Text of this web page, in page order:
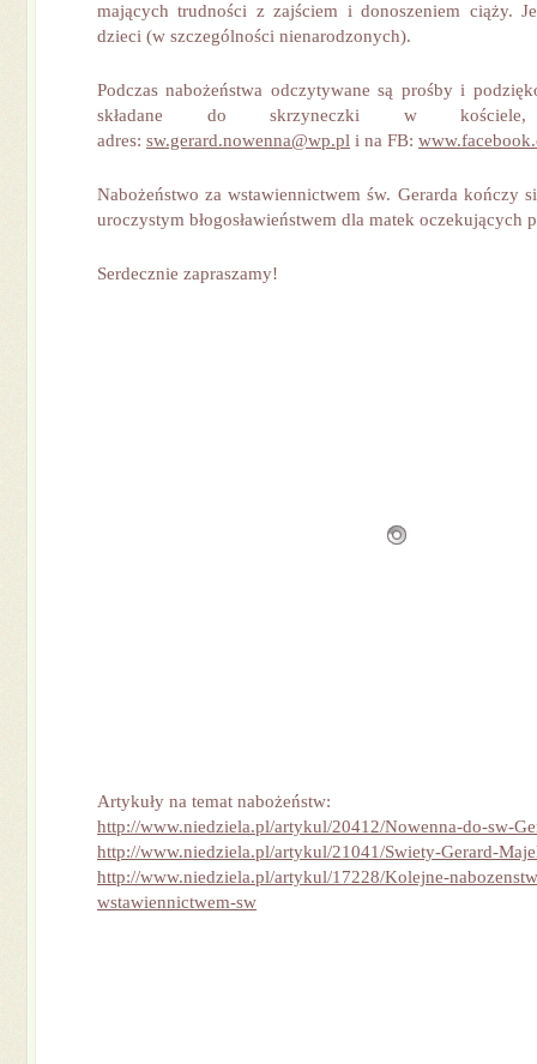
mających trudności z zajściem i donoszeniem ciąży.
dzieci (w szczególności nienarodzonych).
Podczas nabożeństwa odczytywane są prośby i
składane do skrzyneczki w
adres: sw.gerard.nowenna@wp.pl i na FB:
Nabożeństwo za wstawiennictwem św. Gerarda kończy
uroczystym błogosławieństwem dla matek oczekujących
Serdecznie zapraszamy!
Artykuły na temat nabożeństw:
http://www.niedziela.pl/artykul/20412/Nowenna-do-sw-
http://www.niedziela.pl/artykul/21041/Swiety-Gerard-
http://www.niedziela.pl/artykul/17228/Kolejne-
wstawiennictwem-sw